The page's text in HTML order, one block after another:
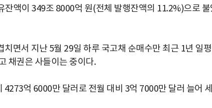
액이 349조 8000억 원(전체 발행잔액의 11.2%)으로 불
면서 지난 5월 29일 하루 국고채 순매수만 최근 1년 일
채권은 사들이는 중이다.
억 6000만 달러로 전월 대비 3억 7000만 달러 늘어 세